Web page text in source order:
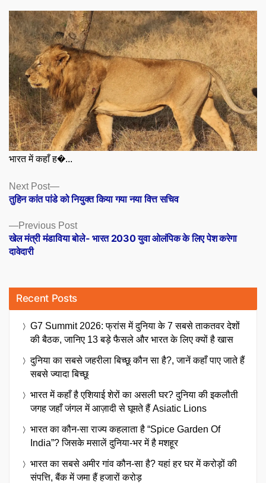
भारत में कहाँ ह�...
Posts
navigation
Previous PostPrevious
post:
खेल मंत्री मंडाविया बोले- भारत 2030 युवा ओलंपिक के लिए पेश करेगा
दावेदारी
Next Post
Next
post:
तुहिन कांत पांडे को नियुक्त किया गया नया वित्त सचिव
Recent Posts
G7 Summit 2026: फ्रांस में दुनिया के 7 सबसे ताकतवर देशों
की बैठक, जानिए 13 बड़े फैसले और भारत के लिए क्यों है खास
दुनिया का सबसे जहरीला बिच्छू कौन सा है?, जानें कहाँ पाए जाते हैं
सबसे ज्यादा बिच्छू
भारत में कहाँ है एशियाई शेरों का असली घर? दुनिया की इकलौती
जगह जहाँ जंगल में आज़ादी से घूमते हैं Asiatic Lions
भारत का कौन-सा राज्य कहलाता है “Spice Garden Of
India”? जिसके मसालें दुनिया-भर में है मशहूर
भारत का सबसे अमीर गांव कौन-सा है? यहां हर घर में करोड़ों की
संपत्ति, बैंक में जमा हैं हजारों करोड़